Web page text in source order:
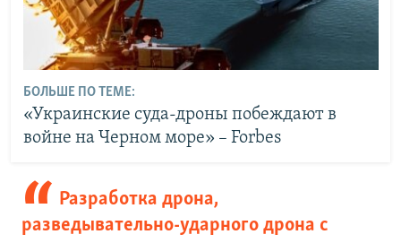
БОЛЬШЕ ПО ТЕМЕ:
«Украинские суда-дроны побеждают в
войне на Черном море» – Forbes
Разработка дрона,
разведывательно-ударного дрона с